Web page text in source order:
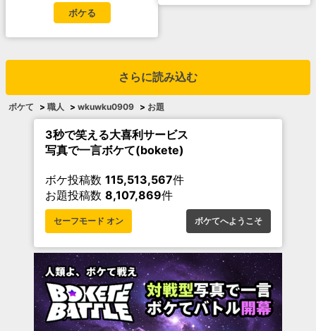
ボケる
さらに読み込む
ボケて > 職人 > wkuwku0909 > お題
3秒で笑える大喜利サービス
写真で一言ボケて(bokete)
ボケ投稿数 115,513,567件
お題投稿数 8,107,869件
セーフモード オン ボケてへようこそ